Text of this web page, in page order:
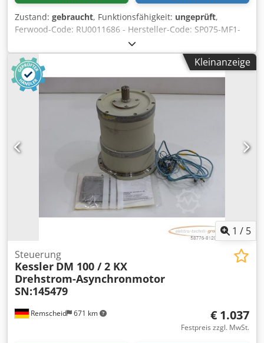
Zustand: gebraucht, Funktionsfähigkeit: ungeprüft,
Ferwood-Code: RU0011686 - Hersteller-Code: SP075-MF1-
10-121-000 - Zustand: Gebraucht - Funktion: Nicht getestet
- Kompatible Maschine: - Bei Interesse bieten wir einen
Überholungsservice an, kontaktieren Sie uns. 3KG
20X20X20 Dcodpsymd Ikjfx Afijk
Kleinanzeige
1 / 5
Remscheid 671 km
Steuerung
Kessler DM 100 / 2 KX
Drehstrom-Asynchronmotor
SN:145479
€ 1.037
Festpreis zzgl. MwSt.